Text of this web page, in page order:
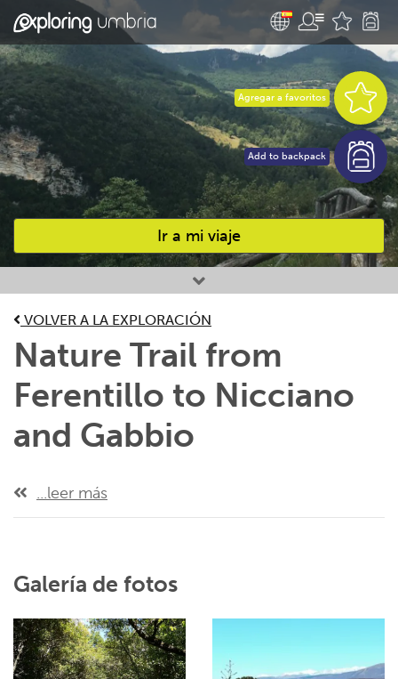
Ir a mi viaje
Favourites
Agregar a favoritos
Add to backpack
VOLVER A LA EXPLORACIÓN
Nature Trail from
Ferentillo to Nicciano
and Gabbio
...leer más
Galería de fotos